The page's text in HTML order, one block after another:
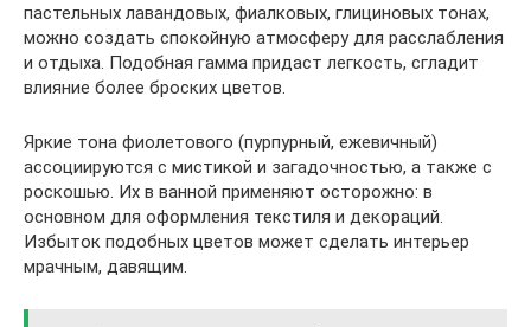
пастельных лавандовых, фиалковых, глициновых тонах,
можно создать спокойную атмосферу для расслабления
и отдыха. Подобная гамма придаст легкость, сгладит
влияние более броских цветов.
Яркие тона фиолетового (пурпурный, ежевичный)
ассоциируются с мистикой и загадочностью, а также с
роскошью. Их в ванной применяют осторожно: в
основном для оформления текстиля и декораций.
Избыток подобных цветов может сделать интерьер
мрачным, давящим.